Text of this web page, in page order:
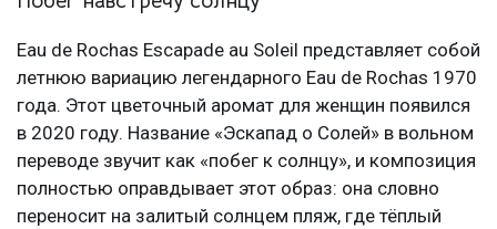
Eau de Rochas Escapade au Soleil представляет собой
летнюю вариацию легендарного Eau de Rochas 1970
года. Этот цветочный аромат для женщин появился
в 2020 году. Название «Эскапад о Солей» в вольном
переводе звучит как «побег к солнцу», и композиция
полностью оправдывает этот образ: она словно
переносит на залитый солнцем пляж, где тёплый